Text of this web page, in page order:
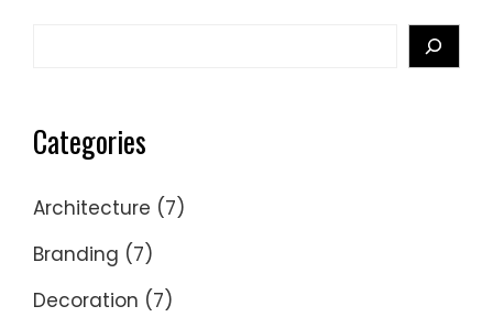
Categories
Architecture (7)
Branding (7)
Decoration (7)